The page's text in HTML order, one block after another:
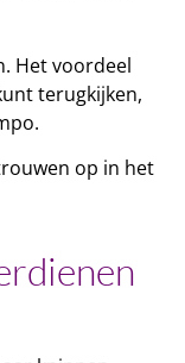
Het voordeel
terugkijken,
op in het